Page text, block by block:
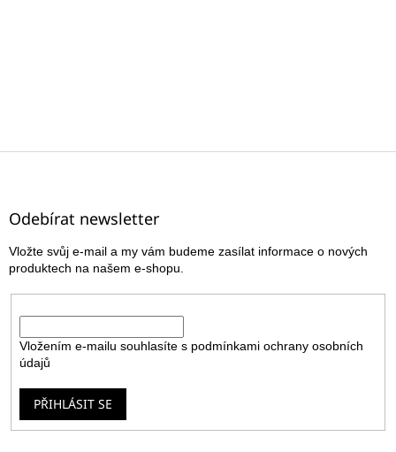
Z
Odebírat newsletter
Vložte svůj e-mail a my vám budeme zasílat informace o nových
produktech na našem e-shopu.
Vložením e-mailu souhlasíte s podmínkami ochrany osobních
údajů
PŘIHLÁSIT SE